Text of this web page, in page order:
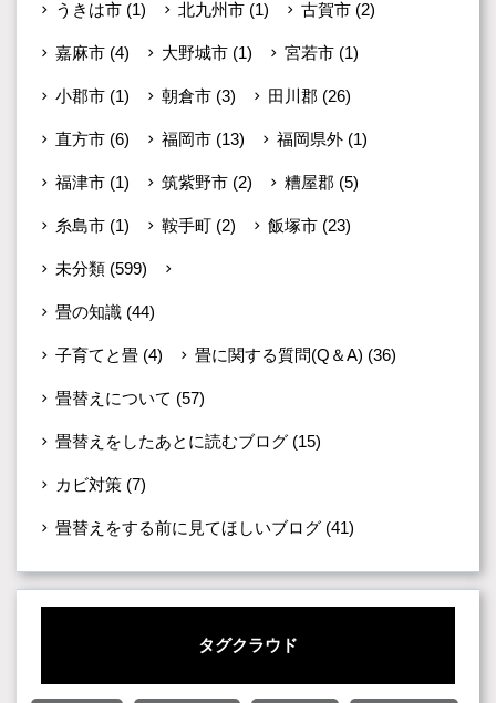
うきは市 (1) 北九州市 (1) 古賀市 (2)
嘉麻市 (4) 大野城市 (1) 宮若市 (1)
小郡市 (1) 朝倉市 (3) 田川郡 (26)
直方市 (6) 福岡市 (13) 福岡県外 (1)
福津市 (1) 筑紫野市 (2) 糟屋郡 (5)
糸島市 (1) 鞍手町 (2) 飯塚市 (23)
未分類 (599)
畳の知識 (44)
子育てと畳 (4) 畳に関する質問(Q＆A) (36)
畳替えについて (57)
畳替えをしたあとに読むブログ (15)
カビ対策 (7)
畳替えをする前に見てほしいブログ (41)
タグクラウド